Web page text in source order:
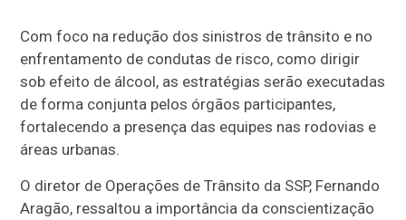
Com foco na redução dos sinistros de trânsito e no
enfrentamento de condutas de risco, como dirigir
sob efeito de álcool, as estratégias serão executadas
de forma conjunta pelos órgãos participantes,
fortalecendo a presença das equipes nas rodovias e
áreas urbanas.
O diretor de Operações de Trânsito da SSP, Fernando
Aragão, ressaltou a importância da conscientização